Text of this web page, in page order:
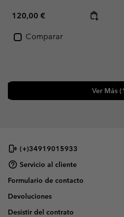
Regular price:
120,00 €
Comparar
Ver Más
(+)34919015933
Servicio al cliente
Formulario de contacto
Devoluciones
Desistir del contrato